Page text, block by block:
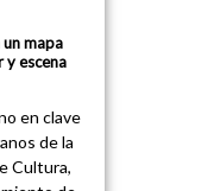
mapa
escena
en clave
de la
Cultura,